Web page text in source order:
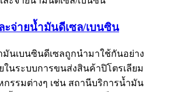
ะจ่ายน้ำมันดีเซล/เบนซิน
มันเบนซินดีเซลถูกนำมาใช้กันอย่าง
ในระบบการขนส่งสินค้าปิโตรเลียม
กรรมต่างๆ เช่น สถานีบริการน้ำมัน